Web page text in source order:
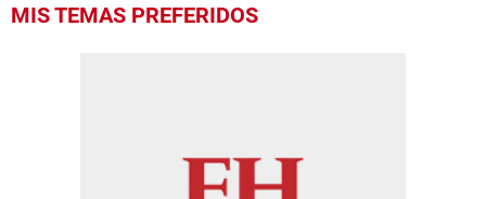
MIS TEMAS PREFERIDOS